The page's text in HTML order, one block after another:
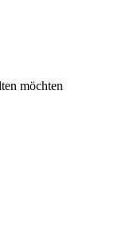
möchten